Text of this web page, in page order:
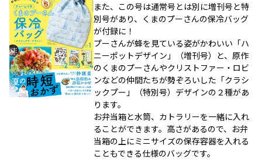
また、この号は通常号とは別に増刊号と特
別号があり、くまのプーさんの保冷バッグ
が付録に！
プーさんが蜂を見ている姿がかわいい「ハ
ニーポットデザイン」（増刊号）と、原作
のくまのプーさんやクリストファー・ロビ
ンなどの仲間たちが勢ぞろいした「クラシ
ックプー」（特別号）デザインの２種があ
ります。
お弁当箱と水筒、カトラリーを一緒に入れ
ることができます。高さがあるので、お弁
当箱の上にミニサイズの保存容器を入れる
こともできる仕様のバッグです。